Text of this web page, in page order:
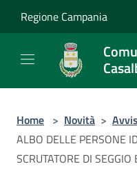
Regione Campania
Home > Novità >
ALBO DELLE PERSONE
SCRUTATORE DI